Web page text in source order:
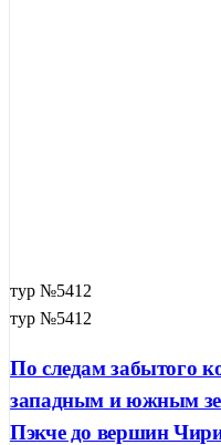
тур №5412
тур №5412
По следам забытого
западным и южным
Пэкче до вершин